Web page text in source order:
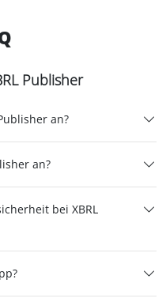
Publisher
an?
an?
bei XBRL